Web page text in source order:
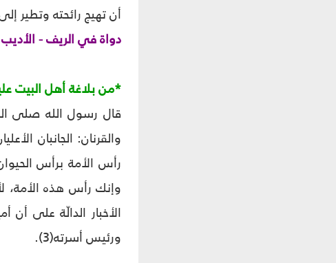
أن تهيج رائحته وتطير
دواة في الريف - الأديب
*من بلاغة أهل البيت
قال رسول الله صلى
والقرنان: الجانبان
رأس الأمة برأس
وإنك رأس هذه الأمة،
الأخبار الدالّة على
ورئيس أسرته(3).